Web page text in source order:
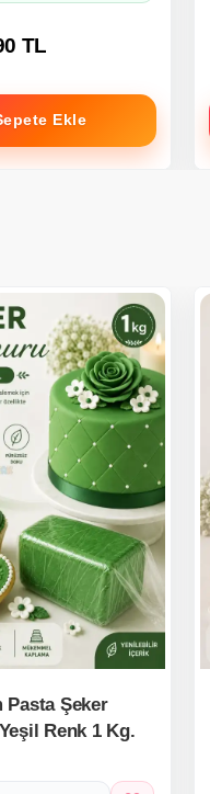
TL
Ekle
Pasta Şeker
Renk 1 Kg.